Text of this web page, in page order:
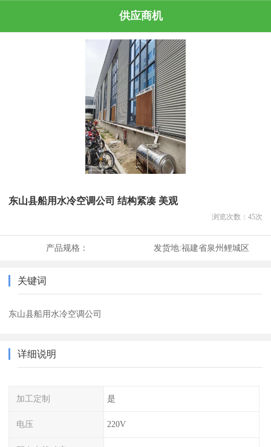
供应商机
东山县船用水冷空调公司 结构紧凑 美观
浏览次数： 45次
产品规格： 发货地:福建省泉州鲤城区
关键词
东山县船用水冷空调公司
详细说明
加工定制 是
电压 220V